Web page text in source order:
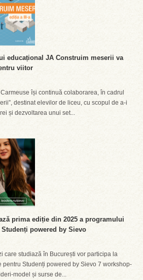
educațional JA Construim meserii va
viitor
își continuă colaborarea, în cadrul
destinat elevilor de liceu, cu scopul de a-i
și dezvoltarea unui set...
prima ediție din 2025 a programului
powered by Sievo
care studiază în București vor participa la
Studenți powered by Sievo 7 workshop-
model și surse de...